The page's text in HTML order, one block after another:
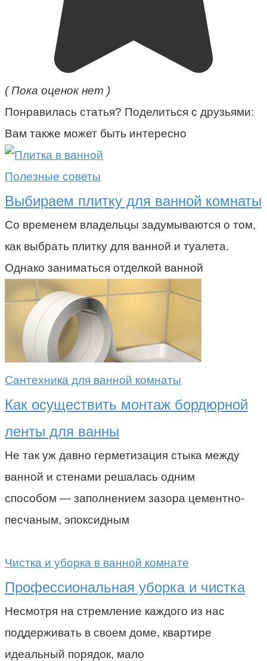
( Пока оценок нет )
Понравилась статья? Поделиться с друзьями:
Вам также может быть интересно
Полезные советы
Выбираем плитку для ванной комнаты
Со временем владельцы задумываются о том,
как выбрать плитку для ванной и туалета.
Однако заниматься отделкой ванной
Сантехника для ванной комнаты
Как осуществить монтаж бордюрной
ленты для ванны
Не так уж давно герметизация стыка между
ванной и стенами решалась одним
способом — заполнением зазора цементно-
песчаным, эпоксидным
Чистка и уборка в ванной комнате
Профессиональная уборка и чистка
Несмотря на стремление каждого из нас
поддерживать в своем доме, квартире
идеальный порядок, мало